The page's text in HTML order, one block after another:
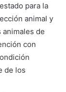
para la
animal y
de
con
de los